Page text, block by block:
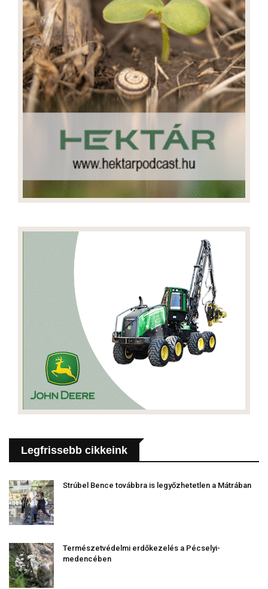
Legfrissebb cikkeink
Strúbel Bence továbbra is legyőzhetetlen a Mátrában
Természetvédelmi erdőkezelés a Pécselyi-
medencében